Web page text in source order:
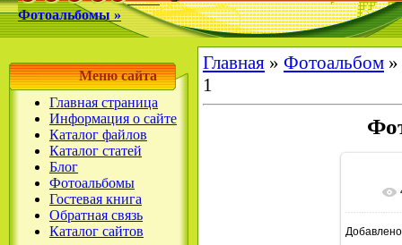
Фотоальбомы »
Меню сайта
Главная страница
Информация о сайте
Каталог файлов
Каталог статей
Блог
Фотоальбомы
Гостевая книга
Обратная связь
Каталог сайтов
Главная » Фотоальбом »
1
Добавлено